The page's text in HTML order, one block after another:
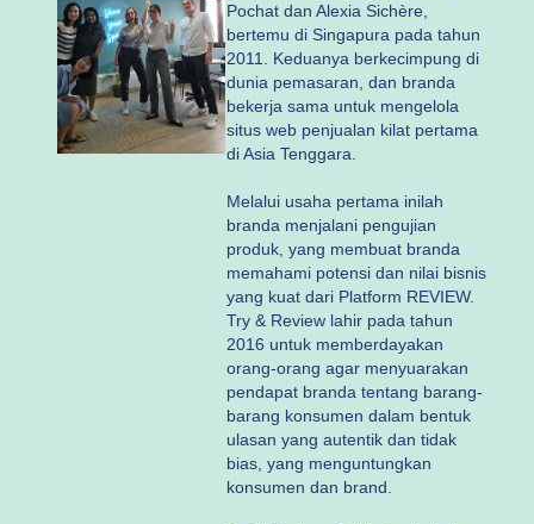
Pochat dan Alexia Sichère,
bertemu di Singapura pada tahun
2011. Keduanya berkecimpung di
dunia pemasaran, dan branda
bekerja sama untuk mengelola
situs web penjualan kilat pertama
di Asia Tenggara.
Melalui usaha pertama inilah
branda menjalani pengujian
produk, yang membuat branda
memahami potensi dan nilai bisnis
yang kuat dari Platform REVIEW.
Try & Review lahir pada tahun
2016 untuk memberdayakan
orang-orang agar menyuarakan
pendapat branda tentang barang-
barang konsumen dalam bentuk
ulasan yang autentik dan tidak
bias, yang menguntungkan
konsumen dan brand.